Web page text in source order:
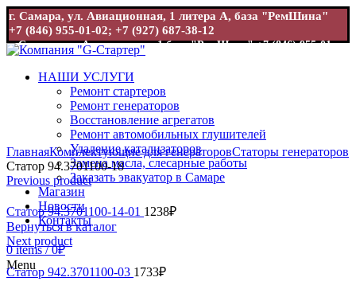
г. Самара, ул. Авиационная, 1 литера А, база "РемШина"
+7 (846) 955-01-02; +7 (927) 687-38-12
г. Самара, ул. Авиационная, 1 база "РемШина" +7 (846) 955-01-
02; +7 (927) 687-38-12
НАШИ УСЛУГИ
Ремонт стартеров
Ремонт генераторов
Восстановление агрегатов
Ремонт автомобильных глушителей
Удаление катализаторов
Замена масла, слесарные работы
Заказать эвакуатор в Самаре
Магазин
Новости
Контакты
0items / 0₽
Menu
Увеличить
ГлавнаяКомплектующие для генераторовСтаторы генераторов
Статор 94.3701100-18
Previous product
Статор 94.3701100-14-01 1238₽
Вернуться в каталог
Next product
Статор 942.3701100-03 1733₽